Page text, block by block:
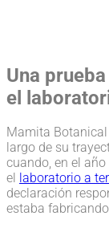
Una
el
Mamita
largo de su
cuando, en el año
el
laboratorio a
declaración
estaba